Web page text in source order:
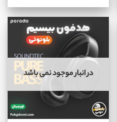
در انبار موجود نمی باشد